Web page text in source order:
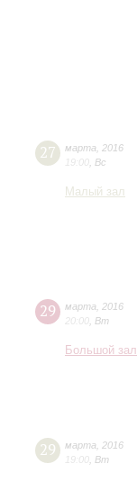
27 марта
2016
19:00 Вс
Малый зал
29 марта
2016
20:00 Вт
Большой зал
29 марта
2016
19:00 Вт